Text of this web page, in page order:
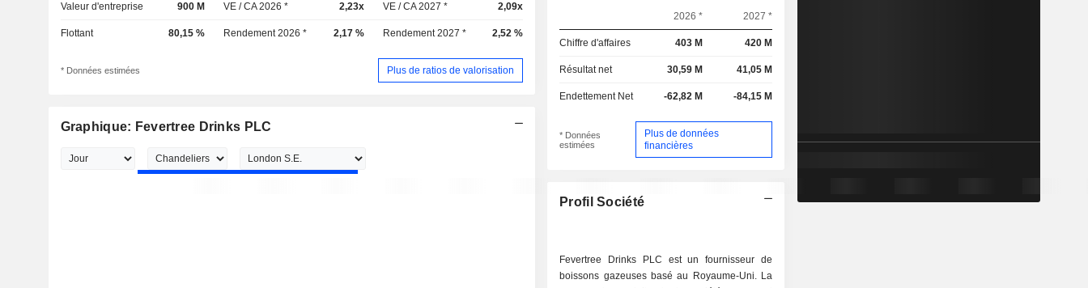
Valeur d'entreprise 900 M VE / CA 2026 * 2,23x VE / CA 2027 * 2,09x
Flottant 80,15 % Rendement 2026 * 2,17 % Rendement 2027 * 2,52 %
* Données estimées Plus de ratios de valorisation
Graphique: Fevertree Drinks PLC
2026 * 2027 *
Chiffre d'affaires 403 M 420 M
Résultat net 30,59 M 41,05 M
Endettement Net -62,82 M -84,15 M
* Données
estimées
Plus de données
financières
Profil Société
Fevertree Drinks PLC est un fournisseur de
boissons gazeuses basé au Royaume-Uni. La